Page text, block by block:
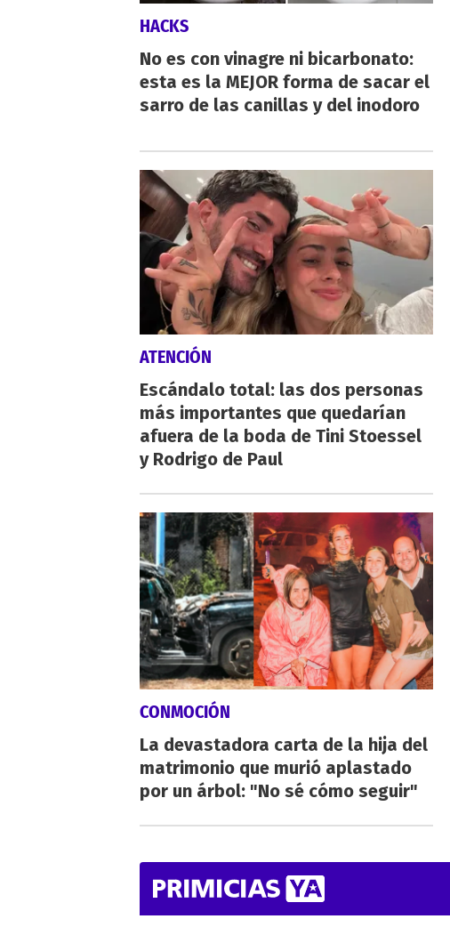
HACKS
No es con vinagre ni bicarbonato:
esta es la MEJOR forma de sacar el
sarro de las canillas y del inodoro
ATENCIÓN
Escándalo total: las dos personas
más importantes que quedarían
afuera de la boda de Tini Stoessel
y Rodrigo de Paul
CONMOCIÓN
La devastadora carta de la hija del
matrimonio que murió aplastado
por un árbol: "No sé cómo seguir"